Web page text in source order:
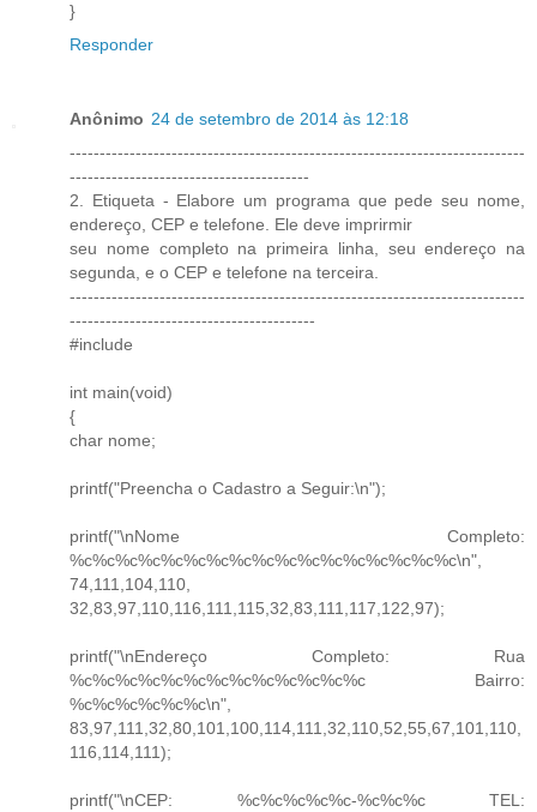
}
Responder
Anônimo 24 de setembro de 2014 às 12:18
----------------------------------------------------------------------------
----------------------------------------
2. Etiqueta - Elabore um programa que pede seu nome,
endereço, CEP e telefone. Ele deve imprirmir
seu nome completo na primeira linha, seu endereço na
segunda, e o CEP e telefone na terceira.
----------------------------------------------------------------------------
-----------------------------------------
#include
int main(void)
{
char nome;
printf("Preencha o Cadastro a Seguir:\n");
printf("\nNome Completo:
%c%c%c%c%c%c%c%c%c%c%c%c%c%c%c%c%c\n",
74,111,104,110,
32,83,97,110,116,111,115,32,83,111,117,122,97);
printf("\nEndereço Completo: Rua
%c%c%c%c%c%c%c%c%c%c%c%c%c Bairro:
%c%c%c%c%c%c\n",
83,97,111,32,80,101,100,114,111,32,110,52,55,67,101,110,
116,114,111);
printf("\nCEP: %c%c%c%c%c-%c%c%c TEL: